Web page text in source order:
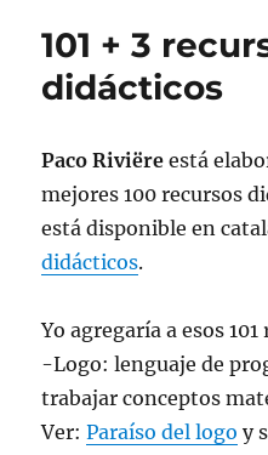
internet
101 + 3
didácticos
Paco Riviëre está
mejores 100 recursos
está disponible en
didácticos.
Yo agregarí­a a esos 101
-Logo: lenguaje de
trabajar conceptos
Ver:Paraí­so del logo y